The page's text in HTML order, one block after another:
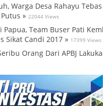
Warga Desa Rahayu
» 22044 Views
Papua, Team Buser Pati
Sikat Candi 2017 » 17399 Views
Orang Dari APBJ